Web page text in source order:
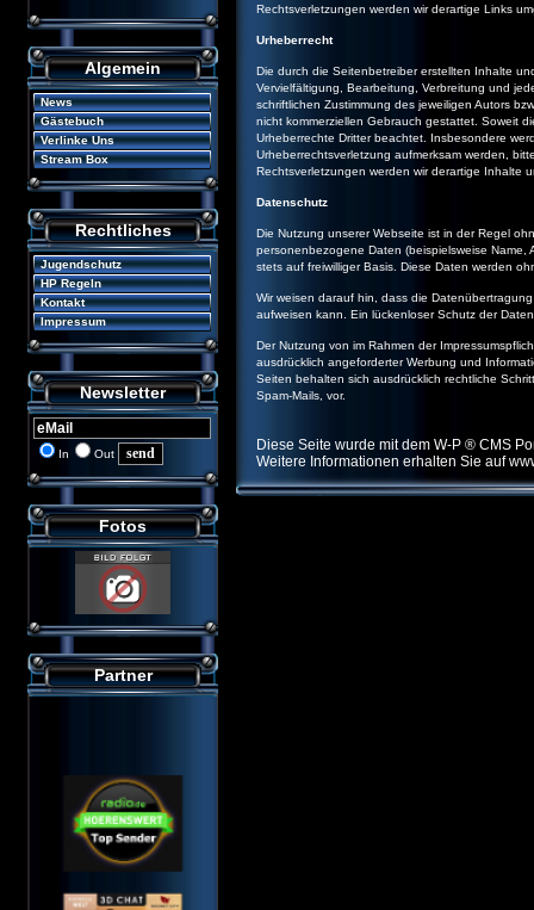
Algemein
News
Gästebuch
Verlinke Uns
Stream Box
Rechtliches
Jugendschutz
HP Regeln
Kontakt
Impressum
Newsletter
In Out
Fotos
Partner
Rechtsverletzungen werden wir derartige Links
Urheberrecht
Die durch die Seitenbetreiber erstellten Inhalte
Vervielfältigung, Bearbeitung, Verbreitung und
schriftlichen Zustimmung des jeweiligen Autors
nicht kommerziellen Gebrauch gestattet. Soweit
Urheberrechte Dritter beachtet. Insbesondere
Urheberrechtsverletzung aufmerksam werden,
Rechtsverletzungen werden wir derartige Inhalte
Datenschutz
Die Nutzung unserer Webseite ist in der Regel
personenbezogene Daten (beispielsweise Name,
stets auf freiwilliger Basis. Diese Daten werden
Wir weisen darauf hin, dass die
aufweisen kann. Ein lückenloser Schutz der
Der Nutzung von im Rahmen der
ausdrücklich angeforderter Werbung und
Seiten behalten sich ausdrücklich rechtliche
Spam-Mails, vor.
Diese Seite wurde mit dem W-P ® CMS
Weitere Informationen erhalten Sie auf